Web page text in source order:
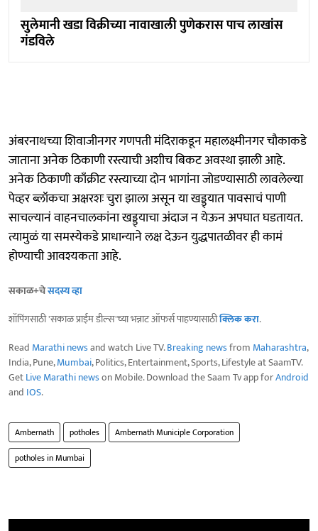
सुलेमानी खडा विक्रीच्या नावाखाली पुणेकरास पाच लाखांस
गंडविले
अंबरनाथच्या शिवाजीनगर गणपती मंदिराकडून महालक्ष्मीनगर चौकाकडे
जाताना अनेक ठिकाणी रस्त्याची अशीच बिकट अवस्था झाली आहे.
अनेक ठिकाणी काँक्रीट रस्त्याच्या दोन भागांना जोडण्यासाठी लावलेल्या
पेव्हर ब्लॉकचा अक्षरशः चुरा झाला असून या खड्ड्यात पावसाचं पाणी
साचल्यानं वाहनचालकांना खड्ड्याचा अंदाज न येऊन अपघात घडतायत.
त्यामुळं या समस्येकडे प्राधान्याने लक्ष देऊन युद्धपातळीवर ही कामं
होण्याची आवश्यकता आहे.
सकाळ+चेसदस्य व्हा
शॉपिंगसाठी 'सकाळ प्राईम डील्स'च्या भन्नाट ऑफर्स पाहण्यासाठीक्लिक करा.
Read Marathi newsand watch Live TV.Breaking newsfrom Maharashtra,
India, Pune,Mumbai, Politics, Entertainment, Sports, Lifestyle at SaamTV.
GetLive Marathi newson Mobile. Download the Saam Tv app forAndroid
and IOS.
Ambernath potholes
Ambernath Municiple Corporation
potholes in Mumbai